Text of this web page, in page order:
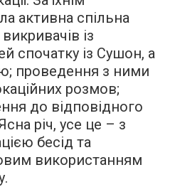
активна спільна
із
спочатку із Сушон, а
проведення з ними
розмов;
до відповідного
річ, усе це – з
бесід та
використанням